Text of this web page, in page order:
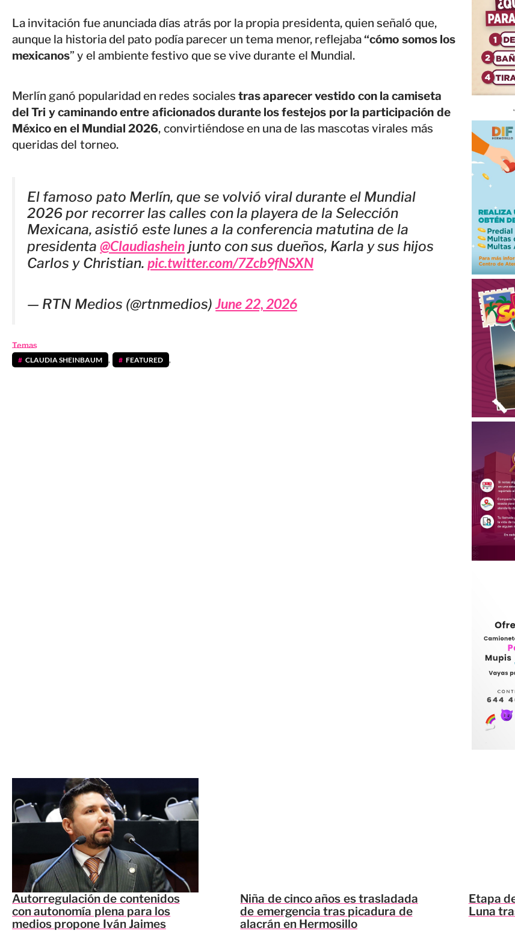
La invitación fue anunciada días atrás por la propia presidenta, quien señaló que,
aunque la historia del pato podía parecer un tema menor, reflejaba“cómo somos los
mexicanos” y el ambiente festivo que se vive durante el Mundial.
Merlín ganó popularidad en redes sociales tras aparecer vestido con la camiseta
del Tri y caminando entre aficionados durante los festejos por la participación de
México en el Mundial 2026, convirtiéndose en una de las mascotas virales más
queridas del torneo.
El famoso pato Merlín, que se volvió viral durante el Mundial
2026 por recorrer las calles con la playera de la Selección
Mexicana, asistió este lunes a la conferencia matutina de la
presidenta@Claudiashein junto con sus dueños, Karla y sus hijos
Carlos y Christian. pic.twitter.com/7Zcb9fNSXN
— RTN Medios (@rtnmedios)June 22, 2026
Temas
CLAUDIA SHEINBAUM , FEATURED ,
Autorregulación de contenidos
con autonomía plena para los
medios propone Iván Jaimes
Niña de cinco años es trasladada
de emergencia tras picadura de
alacrán en Hermosillo
Etapa
Luna